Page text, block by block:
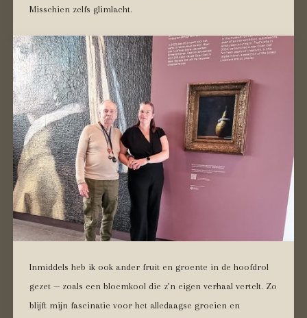
Misschien zelfs glimlacht.
Inmiddels heb ik ook ander fruit en groente in de hoofdrol
gezet — zoals een bloemkool die z’n eigen verhaal vertelt. Zo
blijft mijn fascinatie voor het alledaagse groeien en